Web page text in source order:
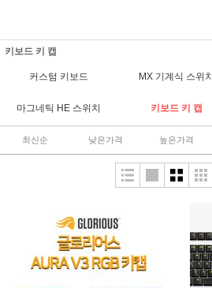
키보드 키 캡
커스텀 키보드 MX 기계식 스위치
마그네틱 HE 스위치 키보드 키 캡
최신순 낮은가격 높은가격